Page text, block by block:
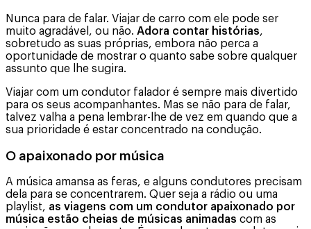
Nunca para de falar. Viajar de carro com ele pode ser
muito agradável, ou não. Adora contar histórias,
sobretudo as suas próprias, embora não perca a
oportunidade de mostrar o quanto sabe sobre qualquer
assunto que lhe sugira.
Viajar com um condutor falador é sempre mais divertido
para os seus acompanhantes. Mas se não para de falar,
talvez valha a pena lembrar-lhe de vez em quando que a
sua prioridade é estar concentrado na condução.
O apaixonado por música
A música amansa as feras, e alguns condutores precisam
dela para se concentrarem. Quer seja a rádio ou uma
playlist, as viagens com um condutor apaixonado por
música estão cheias de músicas animadas com as